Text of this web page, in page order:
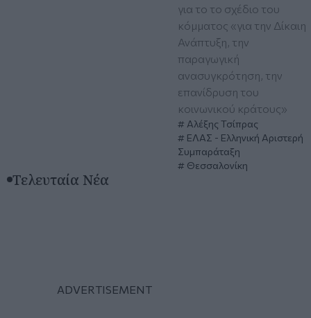
για το το σχέδιο του
κόμματος «για την Δίκαιη
Ανάπτυξη, την
παραγωγική
ανασυγκρότηση, την
επανίδρυση του
κοινωνικού κράτους»
Αλέξης Τσίπρας
ΕΛΑΣ - Ελληνική Αριστερή
Συμπαράταξη
Θεσσαλονίκη
Τελευταία Νέα